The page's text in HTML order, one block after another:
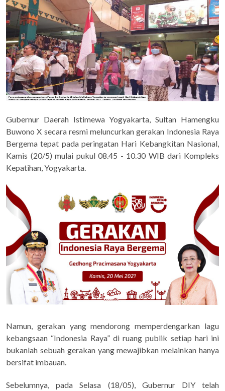
Gubernur Daerah Istimewa Yogyakarta, Sultan Hamengku
Buwono X secara resmi meluncurkan gerakan Indonesia Raya
Bergema tepat pada peringatan Hari Kebangkitan Nasional,
Kamis (20/5) mulai pukul 08.45 - 10.30 WIB dari Kompleks
Kepatihan, Yogyakarta.
Namun, gerakan yang mendorong memperdengarkan lagu
kebangsaan “Indonesia Raya” di ruang publik setiap hari ini
bukanlah sebuah gerakan yang mewajibkan melainkan hanya
bersifat imbauan.
Sebelumnya, pada Selasa (18/05), Gubernur DIY telah